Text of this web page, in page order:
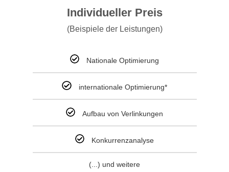
Individueller Preis
(Beispiele der Leistungen)
Nationale Optimierung
internationale Optimierung*
Aufbau von Verlinkungen
Konkurrenzanalyse
(...) und weitere